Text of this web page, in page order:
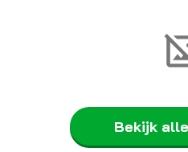
Bekijk